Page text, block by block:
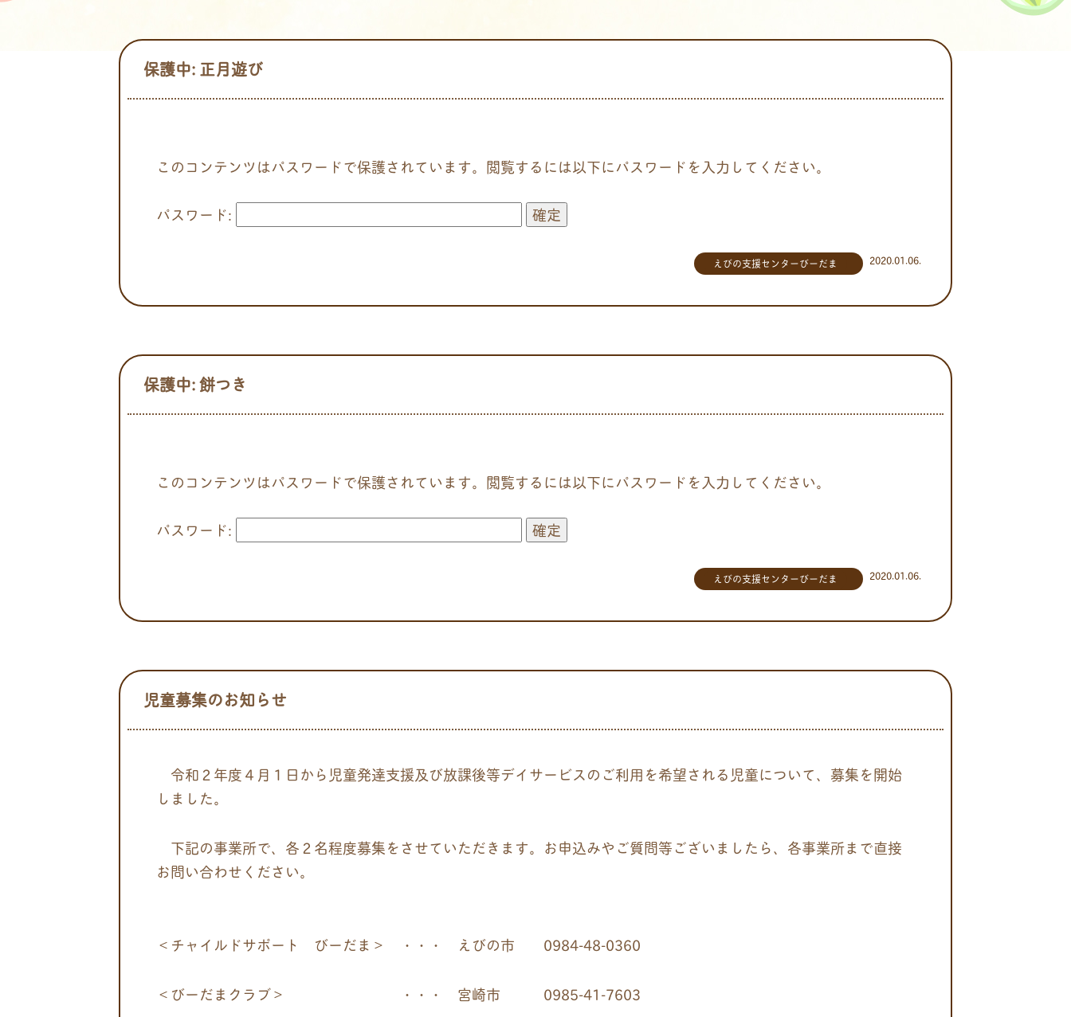
保護中: 正月遊び
このコンテンツはパスワードで保護されています。閲覧するには以下にパスワードを入力してください。
パスワード:
2020.01.06.
えびの支援センターびーだま
保護中: 餅つき
このコンテンツはパスワードで保護されています。閲覧するには以下にパスワードを入力してください。
パスワード:
2020.01.06.
えびの支援センターびーだま
児童募集のお知らせ
令和２年度４月１日から児童発達支援及び放課後等デイサービスのご利用を希望される児童について、募集を開始
しました。
下記の事業所で、各２名程度募集をさせていただきます。お申込みやご質問等ございましたら、各事業所まで直接
お問い合わせください。
＜チャイルドサポート びーだま＞ ・・・ えびの市 0984-48-0360
＜びーだまクラブ＞ ・・・ 宮崎市 0985-41-7603